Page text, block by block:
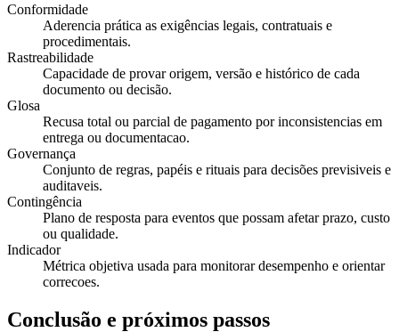
Conformidade
Aderencia prática as exigências legais, contratuais e
procedimentais.
Rastreabilidade
Capacidade de provar origem, versão e histórico de cada
documento ou decisão.
Glosa
Recusa total ou parcial de pagamento por inconsistencias em
entrega ou documentacao.
Governança
Conjunto de regras, papéis e rituais para decisões previsiveis e
auditaveis.
Contingência
Plano de resposta para eventos que possam afetar prazo, custo
ou qualidade.
Indicador
Métrica objetiva usada para monitorar desempenho e orientar
correcoes.
Conclusão e próximos passos